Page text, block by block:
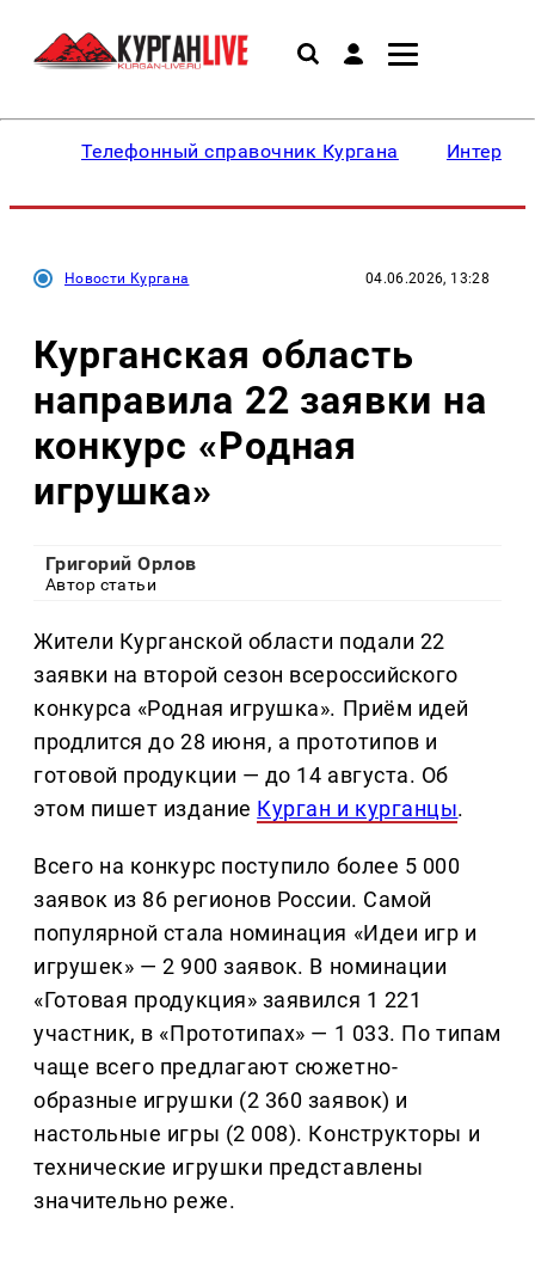
Телефонный справочник Кургана
Новости Кургана 04.06.2026, 13:28
Курганская область
направила 22 заявки на
конкурс «Родная
игрушка»
Григорий Орлов
Автор статьи
Жители Курганской области подали 22
заявки на второй сезон всероссийского
конкурса «Родная игрушка». Приём идей
продлится до 28 июня, а прототипов и
готовой продукции — до 14 августа. Об
этом пишет издание Курган и курганцы.
Всего на конкурс поступило более 5 000
заявок из 86 регионов России. Самой
популярной стала номинация «Идеи игр и
игрушек» — 2 900 заявок. В номинации
«Готовая продукция» заявился 1 221
участник, в «Прототипах» — 1 033. По типам
чаще всего предлагают сюжетно-
образные игрушки (2 360 заявок) и
настольные игры (2 008). Конструкторы и
технические игрушки представлены
значительно реже.